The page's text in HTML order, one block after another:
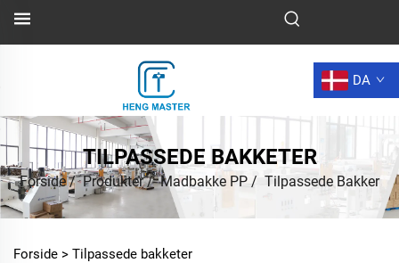
DA
TILPASSEDE BAKKETER
Forside/Produkter/Madbakke PP/ Tilpassede Bakker
Forside > Tilpassede bakketer